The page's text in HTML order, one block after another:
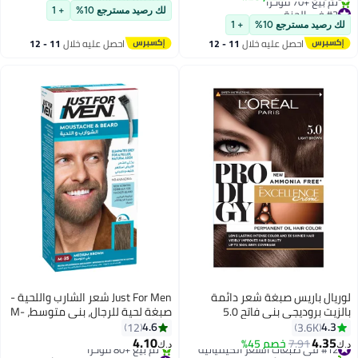
#2 في الحنة
أقل سعر في 30 يوم
تم بيع +70 مؤخرًا
#2 في الحنة
لك رصيد مسترجع 10% + 1
احصل عليه خلال 11 - 12
#32 في صبغات الشعر الكيميائية
لك رصيد مسترجع 10% + 1
احصل عليه خلال 11 - 12
لوريال باريس صبغة شعر دائمة
بالزيت بروديجي بني فاتح 5.0
4.3
3.6K
د.ك‏4.35
7.91خصم 45% #12 في صبغات الشعر الكيميائية
Just For Men شعر الشارب واللحية -
صبغة لحية للرجال، بني متوسط، M-
35، فرشاة مرفقة لتسهيل التطبيق،
مع البيوتين، الألوة، وزيت جوز الهند
4.6
12
د.ك‏4.10